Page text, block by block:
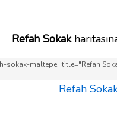
Refah Sokak
Refah